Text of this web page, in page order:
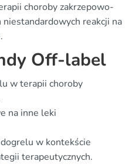
choroby zakrzepowo-
reakcji na
Off-label
w terapii choroby
na inne leki
w kontekście
terapeutycznych.